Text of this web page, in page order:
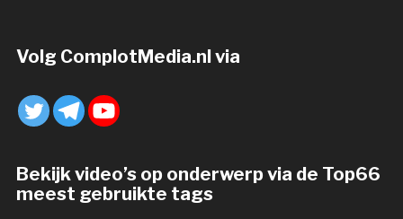
Volg ComplotMedia.nl via
Bekijk video’s op onderwerp via de Top66
meest gebruikte tags